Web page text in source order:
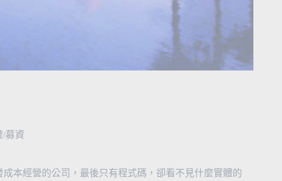
/募資
本經營的公司，最後只有程式碼，卻看不見什麼實體的